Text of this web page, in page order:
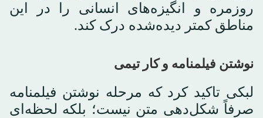
روزمره و انگیزه‌های انسانی را در این
مناطق کمتر دیده‌شده درک کند.
نوشتن فیلمنامه و کار تیمی
لبکی تاکید کرد که مرحله نوشتن فیلمنامه
صرفاً شکل‌دهی متن نیست؛ بلکه لحظه‌ای